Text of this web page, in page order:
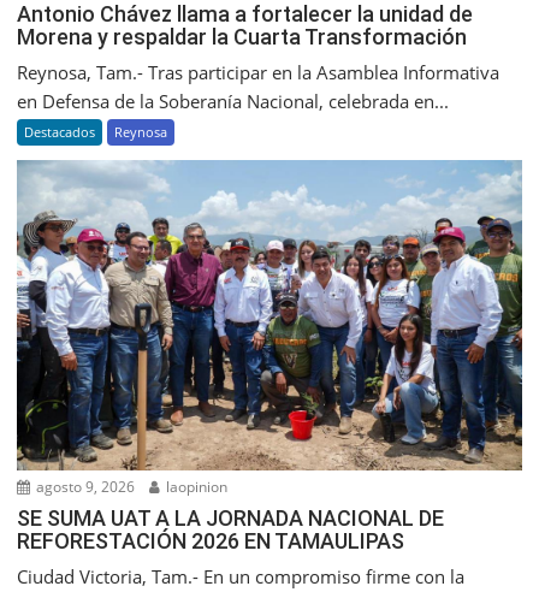
Antonio Chávez llama a fortalecer la unidad de
Morena y respaldar la Cuarta Transformación
Reynosa, Tam.- Tras participar en la Asamblea Informativa
en Defensa de la Soberanía Nacional, celebrada en...
Destacados Reynosa
agosto 9, 2026 laopinion
SE SUMA UAT A LA JORNADA NACIONAL DE
REFORESTACIÓN 2026 EN TAMAULIPAS
Ciudad Victoria, Tam.- En un compromiso firme con la